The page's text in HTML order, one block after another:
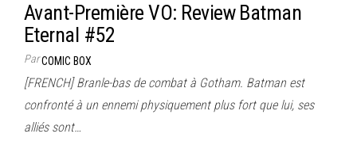
Avant-Première VO: Review Batman
Eternal #52
ParCOMIC BOX
[FRENCH] Branle-bas de combat à Gotham. Batman est
confronté à un ennemi physiquement plus fort que lui, ses
alliés sont…